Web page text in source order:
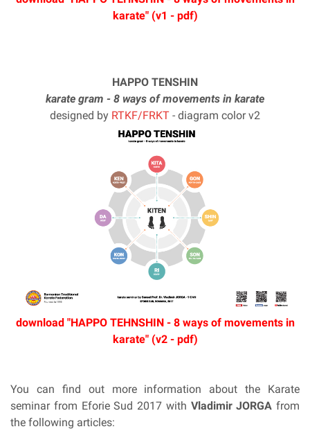
karate" (v1 - pdf)
HAPPO TENSHIN
karate gram - 8 ways of movements in karate
designed by RTKF/FRKT - diagram color v2
download "HAPPO TEHNSHIN - 8 ways of movements in
karate" (v2 - pdf)
You can find out more information about the Karate
seminar from Eforie Sud 2017 with Vladimir JORGA from
the following articles: